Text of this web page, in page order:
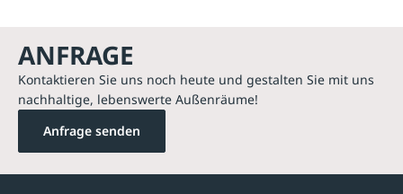
ANFRAGE
Kontaktieren Sie uns noch heute und gestalten Sie mit uns
nachhaltige, lebenswerte Außenräume!
Anfrage senden